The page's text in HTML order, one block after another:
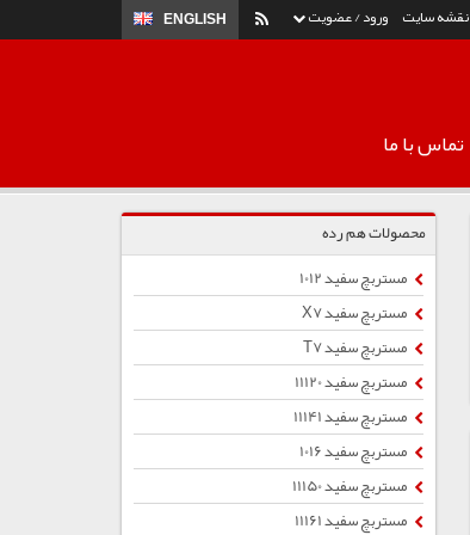
ورود / عضویت ENGLISH نقشه سایت
تماس با ما
محصولات هم رده
مستربچ سفید 1012
مستربچ سفید X7
مستربچ سفید T7
مستربچ سفید 11120
مستربچ سفید 11141
مستربچ سفید 1016
مستربچ سفید 11150
مستربچ سفید 11161